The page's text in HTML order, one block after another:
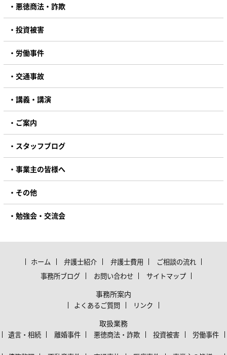
悪徳商法・詐欺
投資被害
労働事件
交通事故
講義・講演
ご案内
スタッフブログ
事業主の皆様へ
その他
勉強会・交流会
ホーム 弁護士紹介 弁護士費用
ご相談の流れ
事務所ブログ
お問い合わせ サイトマップ
事務所案内
よくあるご質問 リンク
取扱業務
遺言・相続 離婚事件 悪徳商法・詐欺 投資被害 労働事件